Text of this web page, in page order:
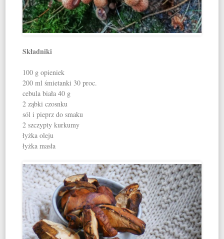
Składniki
100 g opieniek
200 ml śmietanki 30 proc.
cebula biała 40 g
2 ząbki czosnku
sól i pieprz do smaku
2 szczypty kurkumy
łyżka oleju
łyżka masła